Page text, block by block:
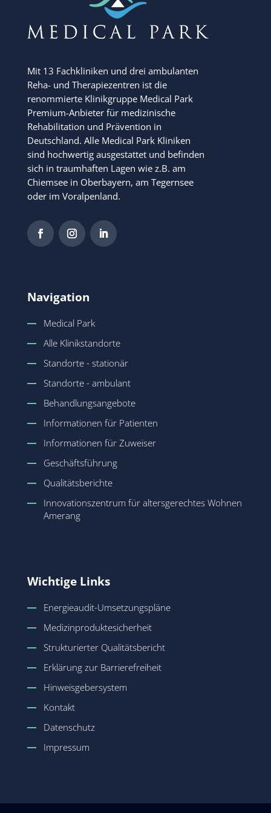
Mit 13 Fachkliniken und drei ambulanten
Reha- und Therapiezentren ist die
renommierte Klinikgruppe Medical Park
Premium-Anbieter für medizinische
Rehabilitation und Prävention in
Deutschland. Alle Medical Park Kliniken
sind hochwertig ausgestattet und befinden
sich in traumhaften Lagen wie z.B. am
Chiemsee in Oberbayern, am Tegernsee
oder im Voralpenland.
Navigation
Medical Park
Alle Klinikstandorte
Standorte - stationär
Standorte - ambulant
Behandlungsangebote
Informationen für Patienten
Informationen für Zuweiser
Geschäftsführung
Qualitätsberichte
Innovationszentrum für altersgerechtes Wohnen
Amerang
Wichtige Links
Energieaudit-Umsetzungspläne
Medizinproduktesicherheit
Strukturierter Qualitätsbericht
Erklärung zur Barrierefreiheit
Hinweisgebersystem
Kontakt
Datenschutz
Impressum